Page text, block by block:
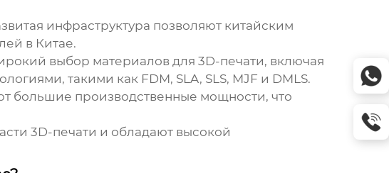
инфраструктура позволяют китайским
в Китае.
выбор материалов для 3D-печати, включая
такими как FDM, SLA, SLS, MJF и DMLS.
большие производственные мощности, что
3D-печати и обладают высокой